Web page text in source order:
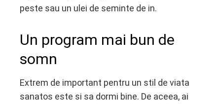
peste sau un ulei de seminte de in.
Un program mai bun de
somn
Extrem de important pentru un stil de viata
sanatos este si sa dormi bine. De aceea, ai